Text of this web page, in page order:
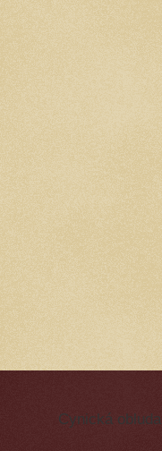
Cynická obluda